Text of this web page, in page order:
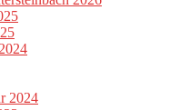
2024